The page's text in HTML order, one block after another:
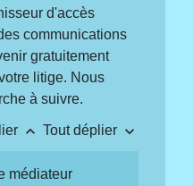
d'accès
communications
gratuitement
litige. Nous
à suivre.
keyboard_arrow_up Tout déplier keyboard_arrow_down
médiateur